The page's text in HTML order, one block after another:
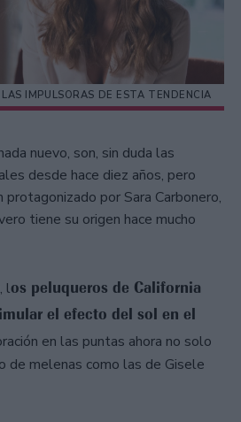
IMPULSORAS DE ESTA TENDENCIA
nuevo, son, sin duda las
desde hace diez años, pero
por Sara Carbonero,
tiene su origen hace mucho
los peluqueros de California
el efecto del sol en el
en las puntas ahora no solo
de melenas como las de Gisele